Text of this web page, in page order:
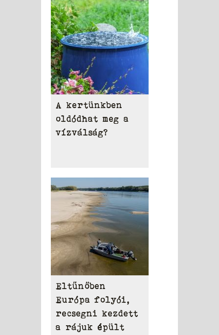
A kertünkben
oldódhat meg a
vízválság?
Eltűnőben
Európa folyói,
recsegni kezdett
a rájuk épült